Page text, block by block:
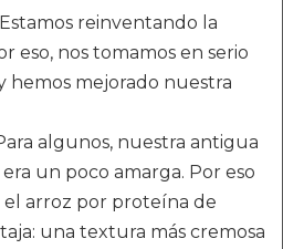
Estamos reinventando la
eso, nos tomamos en serio
hemos mejorado nuestra
algunos, nuestra antigua
un poco amarga. Por eso
el arroz por proteína de
una textura más cremosa